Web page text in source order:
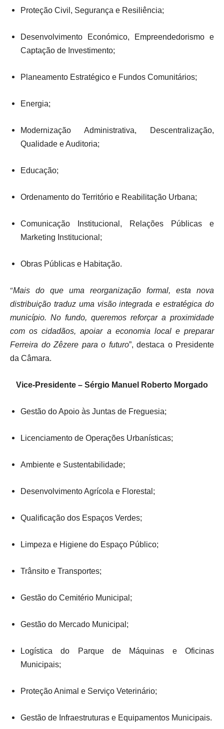
Proteção Civil, Segurança e Resiliência;
Desenvolvimento Económico, Empreendedorismo e
Captação de Investimento;
Planeamento Estratégico e Fundos Comunitários;
Energia;
Modernização Administrativa, Descentralização,
Qualidade e Auditoria;
Educação;
Ordenamento do Território e Reabilitação Urbana;
Comunicação Institucional, Relações Públicas e
Marketing Institucional;
Obras Públicas e Habitação.
“Mais do que uma reorganização formal, esta nova
distribuição traduz uma visão integrada e estratégica do
município. No fundo, queremos reforçar a proximidade
com os cidadãos, apoiar a economia local e preparar
Ferreira do Zêzere para o futuro”, destaca o Presidente
da Câmara.
Vice-Presidente – Sérgio Manuel Roberto Morgado
Gestão do Apoio às Juntas de Freguesia;
Licenciamento de Operações Urbanísticas;
Ambiente e Sustentabilidade;
Desenvolvimento Agrícola e Florestal;
Qualificação dos Espaços Verdes;
Limpeza e Higiene do Espaço Público;
Trânsito e Transportes;
Gestão do Cemitério Municipal;
Gestão do Mercado Municipal;
Logística do Parque de Máquinas e Oficinas
Municipais;
Proteção Animal e Serviço Veterinário;
Gestão de Infraestruturas e Equipamentos Municipais.